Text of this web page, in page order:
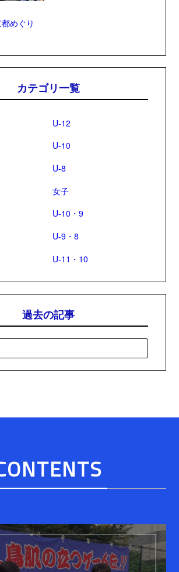
めぐり
カテゴリ一覧
U-12
U-10
U-8
女子
U-10・9
U-9・8
U-11・10
過去の記事